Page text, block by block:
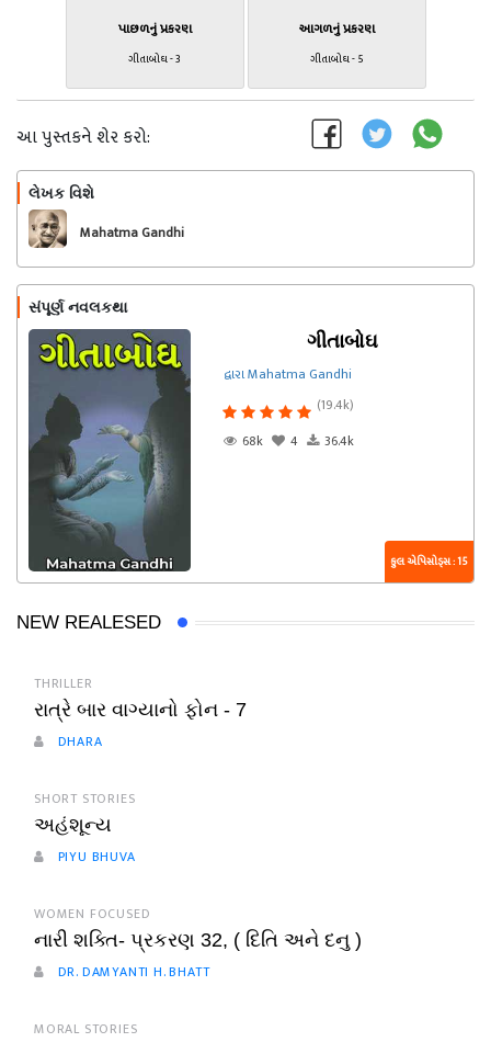
પાછળનું પ્રકરણ
ગીતાબોઘ - 3
આગળનું પ્રકરણ
ગીતાબોઘ - 5
આ પુસ્તકને શેર કરો:
લેખક વિશે
Mahatma Gandhi
સંપૂર્ણ નવલકથા
ગીતાબોઘ
દ્વારા Mahatma Gandhi
(19.4k)
68k
4 36.4k
કુલ એપિસોડ્સ : 15
NEW REALESED
THRILLER
રાત્રે બાર વાગ્યાનો ફોન - 7
DHARA
SHORT STORIES
અહંશૂન્ય
PIYU BHUVA
WOMEN FOCUSED
નારી શક્તિ- પ્રકરણ 32, ( દિતિ અને દનુ )
DR. DAMYANTI H. BHATT
MORAL STORIES